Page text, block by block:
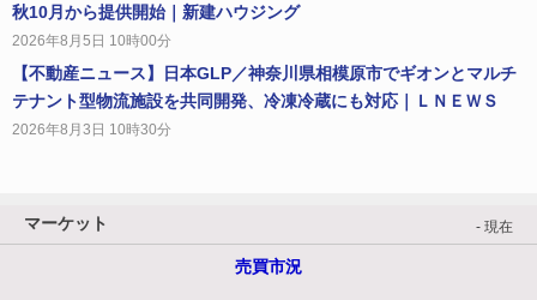
秋10月から提供開始｜新建ハウジング
2026年8月5日 10時00分
【不動産ニュース】日本GLP／神奈川県相模原市でギオンとマルチ
テナント型物流施設を共同開発、冷凍冷蔵にも対応｜ＬＮＥＷＳ
2026年8月3日 10時30分
マーケット - 現在
売買市況